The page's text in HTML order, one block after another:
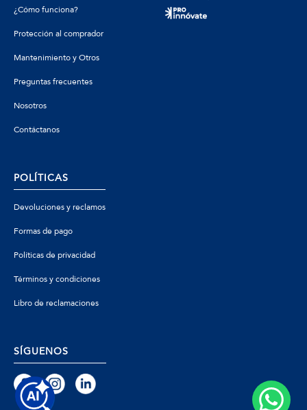
¿Cómo funciona?
Protección al comprador
Mantenimiento y Otros
Preguntas frecuentes
Nosotros
Contáctanos
POLÍTICAS
Devoluciones y reclamos
Formas de pago
Políticas de privacidad
Términos y condiciones
Libro de reclamaciones
SÍGUENOS